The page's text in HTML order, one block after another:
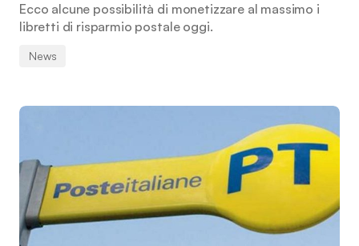
Ecco alcune possibilità di monetizzare al massimo i
libretti di risparmio postale oggi.
News